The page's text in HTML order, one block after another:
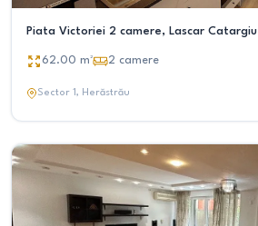
Piata Victoriei 2 camere, Lascar Catargiu
62.00 m² 2 camere
Sector 1, Herăstrău